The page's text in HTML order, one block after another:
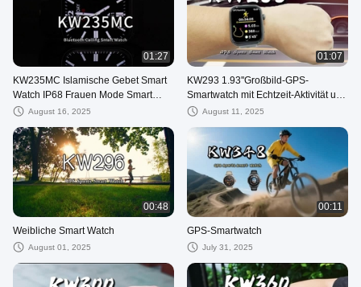
01:27
KW235MC Islamische Gebet Smart
Watch IP68 Frauen Mode Smart
Watch Bluetooth Anruf
August 16, 2025
01:07
KW293 1.93''Großbild-GPS-
Smartwatch mit Echtzeit-Aktivität und
Schlaf-Tracker IP68 wasserdicht
August 11, 2025
00:48
Weibliche Smart Watch
August 01, 2025
00:11
GPS-Smartwatch
July 31, 2025